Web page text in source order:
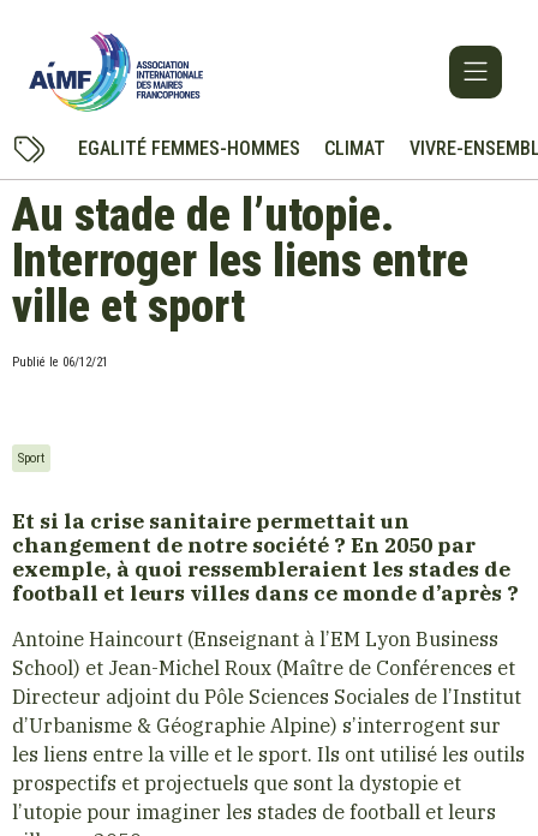
EGALITÉ FEMMES-HOMMES CLIMAT VIVRE-
Au stade de l’utopie.
Interroger les liens entre
ville et sport
Publié le 06/12/21
Sport
Et si la crise sanitaire permettait un
changement de notre société ? En 2050 par
exemple, à quoi ressembleraient les stades de
football et leurs villes dans ce monde d’après ?
Antoine Haincourt (Enseignant à l’EM Lyon Business
School) et Jean-Michel Roux (Maître de Conférences et
Directeur adjoint du Pôle Sciences Sociales de l’Institut
d’Urbanisme & Géographie Alpine) s’interrogent sur
les liens entre la ville et le sport. Ils ont utilisé les outils
prospectifs et projectuels que sont la dystopie et
l’utopie pour imaginer les stades de football et leurs